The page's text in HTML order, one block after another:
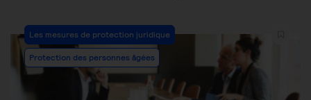
Post
Category:
Les mesures de protection juridique
Protection des personnes âgées